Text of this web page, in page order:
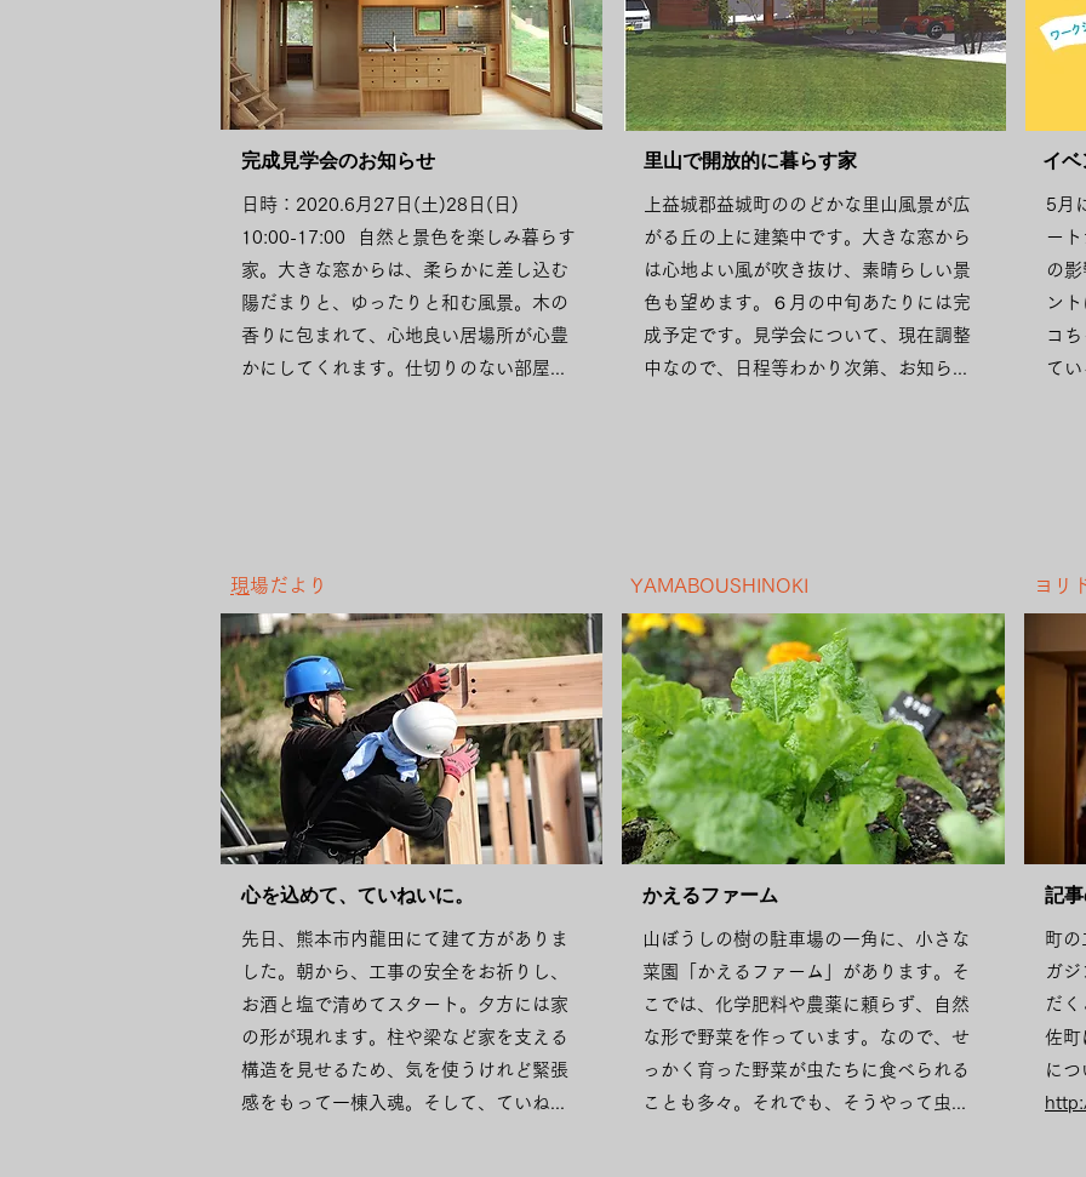
​完成見学会のお知らせ
日時：2020.6月27日(土)28日(日)
10:00-17:00 自然と景色を楽しみ暮らす
家。大きな窓からは、柔らかに差し込む
陽だまりと、ゆったりと和む風景。木の
香りに包まれて、心地良い居場所が心豊
かにしてくれます。仕切りのない部屋...
​里山で開放的に暮らす家
上益城郡益城町ののどかな里山風景が広
がる丘の上に建築中です。大きな窓から
は心地よい風が吹き抜け、素晴らしい景
色も望めます。６月の中旬あたりには完
成予定です。見学会について、現在調整
中なので、日程等わかり次第、お知ら...
イ
5月
ー
の
ン
コ
て
​現場だより
​心を込めて、ていねいに。
先日、熊本市内龍田にて建て方がありま
した。朝から、工事の安全をお祈りし、
お酒と塩で清めてスタート。夕方には家
の形が現れます。柱や梁など家を支える
構造を見せるため、気を使うけれど緊張
感をもって一棟入魂。そして、ていね...
YAMABOUSHINOKI
​かえるファーム
山ぼうしの樹の駐車場の一角に、小さな
菜園「かえるファーム」があります。そ
こでは、化学肥料や農薬に頼らず、自然
な形で野菜を作っています。なので、せ
っかく育った野菜が虫たちに食べられる
ことも多々。それでも、そうやって虫 ...
ヨリ
記
町
ガ
だ
佐町
に